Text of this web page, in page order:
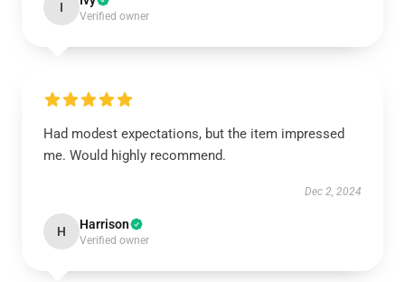
I
Verified owner
Had modest expectations, but the item impressed
me. Would highly recommend.
Dec 2, 2024
H Harrison
Verified owner